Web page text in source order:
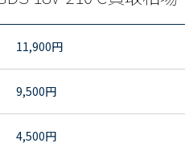
11,900円
9,500円
4,500円